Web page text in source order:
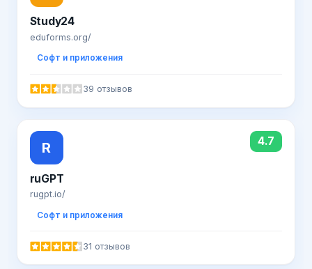
Study24
eduforms.org/
Софт и приложения
39 отзывов
R 4.7
ruGPT
rugpt.io/
Софт и приложения
31 отзывов